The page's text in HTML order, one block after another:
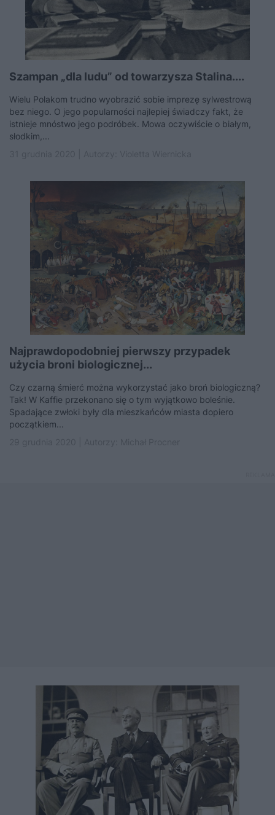
Szampan „dla ludu” od towarzysza Stalina....
Wielu Polakom trudno wyobrazić sobie imprezę sylwestrową
bez niego. O jego popularności najlepiej świadczy fakt, że
istnieje mnóstwo jego podróbek. Mowa oczywiście o białym,
słodkim,...
Najprawdopodobniej pierwszy przypadek
użycia broni biologicznej...
Czy czarną śmierć można wykorzystać jako broń biologiczną?
Tak! W Kaffie przekonano się o tym wyjątkowo boleśnie.
Spadające zwłoki były dla mieszkańców miasta dopiero
początkiem...